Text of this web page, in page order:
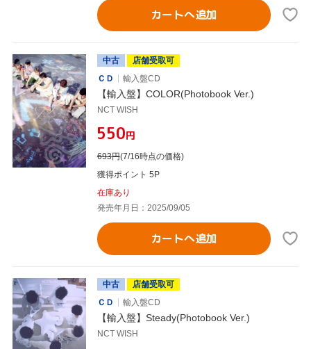
カートへ追加
中古
店舗受取可
ＣＤ
輸入盤CD
【輸入盤】COLOR(Photobook Ver.)
NCT WISH
¥550円
693円(7/16時点の価格)
獲得ポイント 5P
在庫あり
発売年月日：2025/09/05
カートへ追加
中古
店舗受取可
ＣＤ
輸入盤CD
【輸入盤】Steady(Photobook Ver.)
NCT WISH